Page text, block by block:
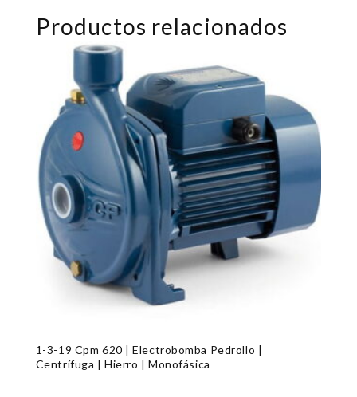
Productos relacionados
1-3-19 Cpm 620 | Electrobomba Pedrollo |
Centrífuga | Hierro | Monofásica